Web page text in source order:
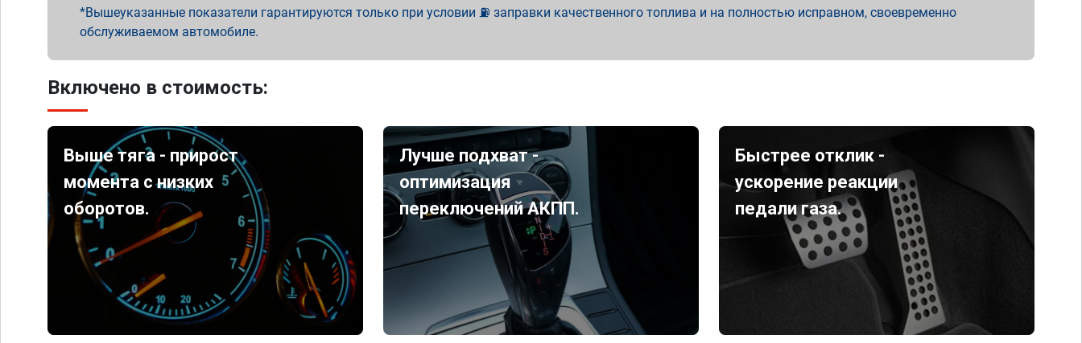
Вышеуказанные показатели гарантируются только при условии ⛽ заправки качественного топлива и на полностью исправном, своевременно
обслуживаемом автомобиле.
Включено в стоимость:
Выше тяга - прирост
момента с низких
оборотов.
Лучше подхват -
оптимизация
переключений АКПП.
Быстрее отклик -
ускорение реакции
педали газа.